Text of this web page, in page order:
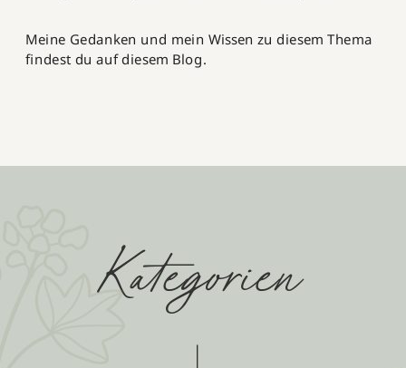
Meine Gedanken und mein Wissen zu diesem Thema
findest du auf diesem Blog.
Kategorien